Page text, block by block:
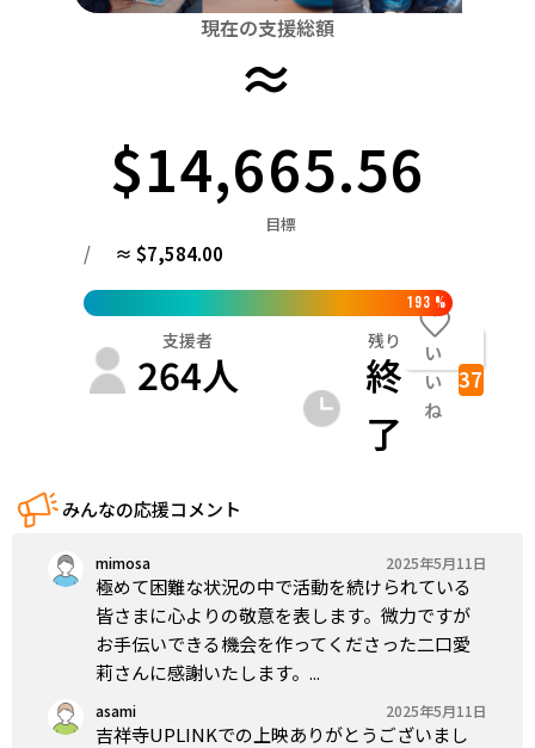
現在の支援総額
≈
$14,665.56
目標
/ ≈ $7,584.00
193 %
支援者
264人
残り
終
了
い
い
ね
37
みんなの応援コメント
mimosa 2025年5月11日
極めて困難な状況の中で活動を続けられている
皆さまに心よりの敬意を表します。微力ですが
お手伝いできる機会を作ってくださった二口愛
莉さんに感謝いたします。...
asami 2025年5月11日
吉祥寺UPLINKでの上映ありがとうございまし